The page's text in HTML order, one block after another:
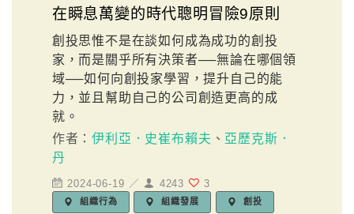
在瞬息萬變的時代聰明冒險9原則
創投思惟不是在談如何成為成功的創投
家，而是關乎所有決策者──無論在哪個領
域──如何向創投家學習，提升自己的能
力，並且幫助自己的公司創造更高的成
就。
作者：伊利亞．史崔布賴夫 、 亞歷克斯．
丹
2024-06-19 ／ 4243 3
組織行為 組織發展 創投